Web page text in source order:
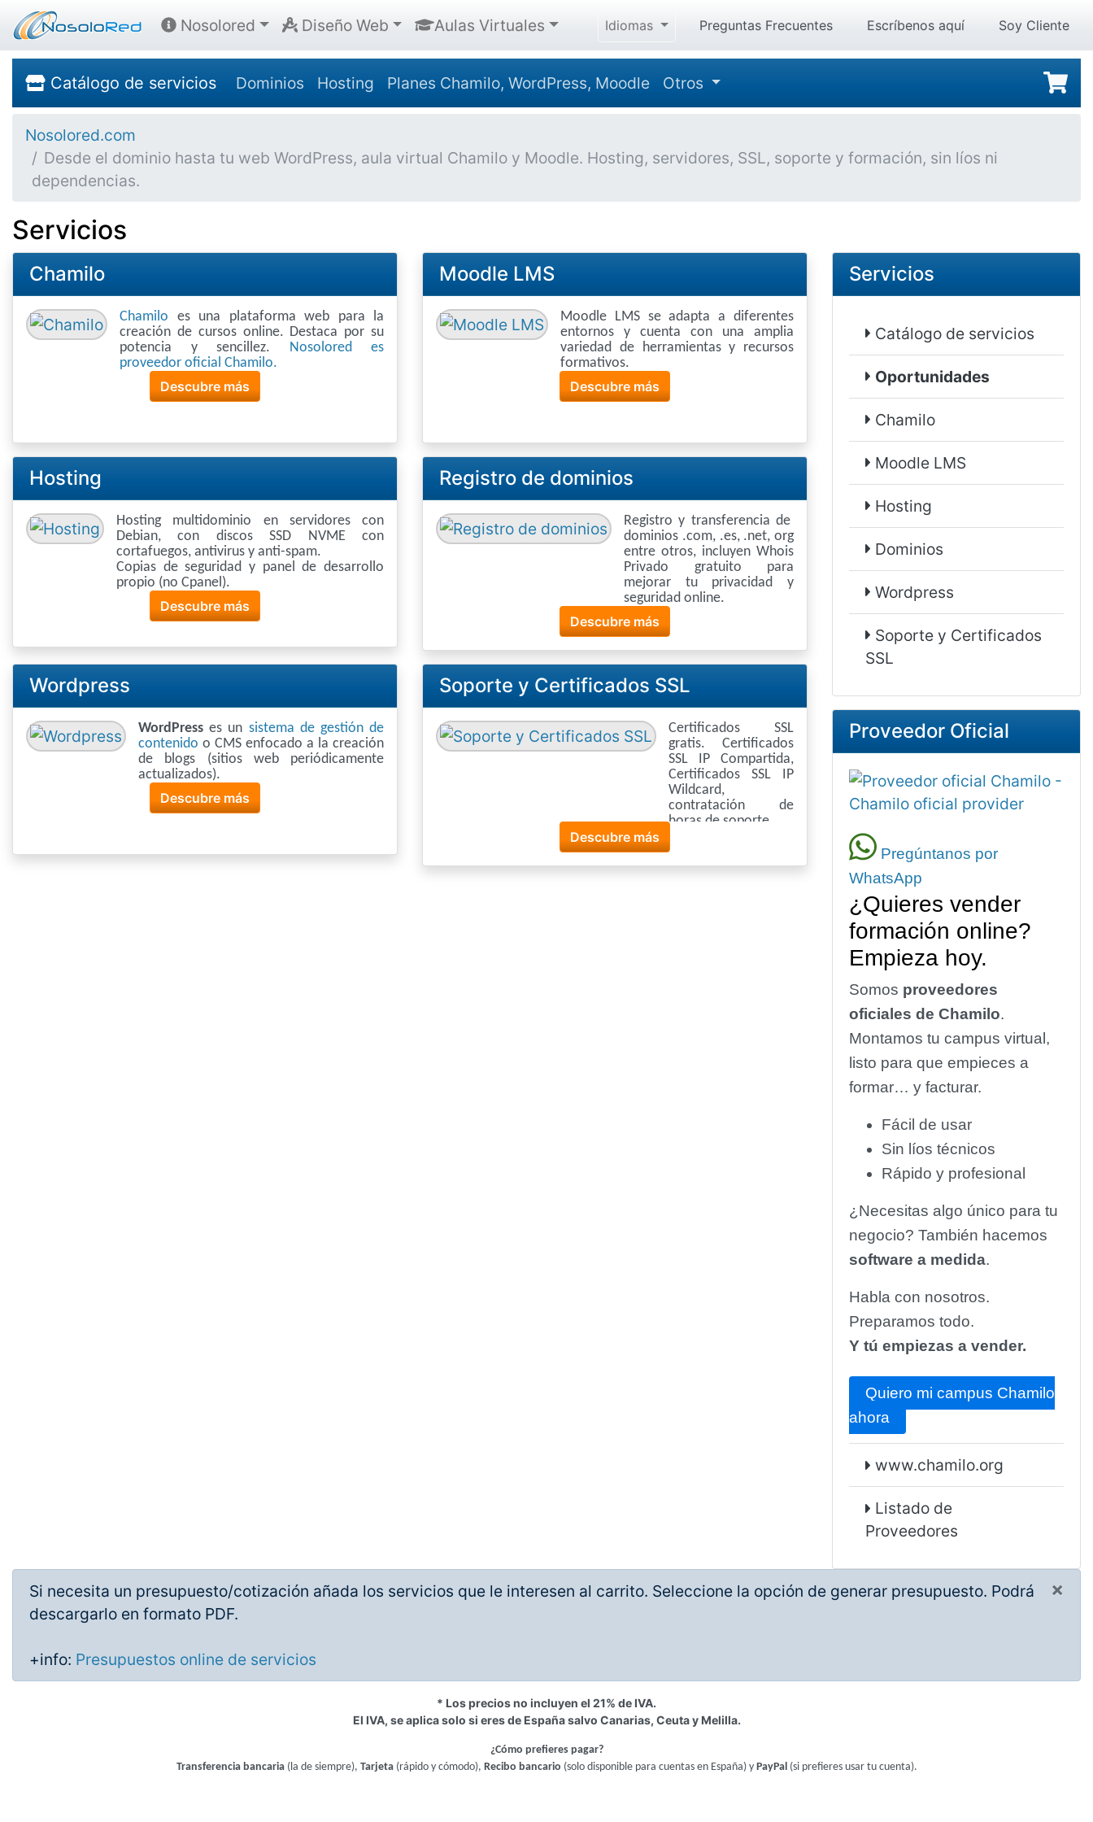
Nosolored Diseño Web Aulas Virtuales Idiomas Preguntas Frecuentes Escríbenos aquí Soy Cliente
Catálogo de servicios Dominios Hosting Planes Chamilo, WordPress, Moodle Otros
Nosolored.com
Desde el dominio hasta tu web WordPress, aula virtual Chamilo y Moodle. Hosting, servidores, SSL, soporte y formación, sin líos ni
dependencias.
Servicios
Chamilo
Chamilo es una plataforma web para la
creación de cursos online. Destaca por su
potencia y sencillez. Nosolored es
proveedor oficial Chamilo.
Descubre más
Moodle LMS
Moodle LMS se adapta a diferentes
entornos y cuenta con una amplia
variedad de herramientas y recursos
formativos.
Descubre más
Hosting
Hosting multidominio en servidores con
Debian, con discos SSD NVME con
cortafuegos, antivirus y anti-spam.
Copias de seguridad y panel de desarrollo
propio (no Cpanel).
Descubre más
Registro de dominios
Registro y transferencia de
dominios .com, .es, .net, org
entre otros, incluyen Whois
Privado gratuito para
mejorar tu privacidad y
seguridad online.
Descubre más
Wordpress
WordPress es un sistema de gestión de
contenido o CMS enfocado a la creación
de blogs (sitios web periódicamente
actualizados).
Descubre más
Soporte y Certificados SSL
Certificados SSL
gratis. Certificados
SSL IP Compartida,
Certificados SSL IP
Wildcard,
contratación de
horas de soporte
Descubre más
Servicios
Catálogo de servicios
Oportunidades
Chamilo
Moodle LMS
Hosting
Dominios
Wordpress
Soporte y Certificados
SSL
Proveedor Oficial
Pregúntanos por
WhatsApp
¿Quieres vender
formación online?
Empieza hoy.
Somos proveedores
oficiales de Chamilo.
Montamos tu campus virtual,
listo para que empieces a
formar… y facturar.
Fácil de usar
Sin líos técnicos
Rápido y profesional
¿Necesitas algo único para tu
negocio? También hacemos
software a medida.
Habla con nosotros.
Preparamos todo.
Y tú empiezas a vender.
Quiero mi campus Chamilo
ahora
www.chamilo.org
Listado de
Proveedores
×
Si necesita un presupuesto/cotización añada los servicios que le interesen al carrito. Seleccione la opción de generar presupuesto. Podrá
descargarlo en formato PDF.
+info: Presupuestos online de servicios
* Los precios no incluyen el 21% de IVA.
El IVA, se aplica solo si eres de España salvo Canarias, Ceuta y Melilla.
¿Cómo prefieres pagar?
Transferencia bancaria(la de siempre), Tarjeta(rápido y cómodo), Recibo bancario (solo disponible para cuentas en España) y PayPal(si prefieres usar tu cuenta).